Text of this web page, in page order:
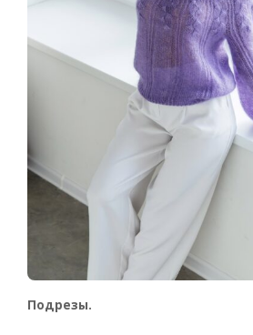
Подрезы.